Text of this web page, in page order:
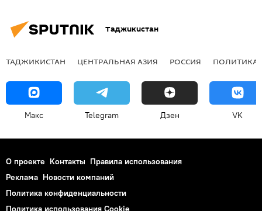
Таджикистан
ТАДЖИКИСТАН ЦЕНТРАЛЬНАЯ АЗИЯ РОССИЯ ПОЛИТИКА
Макс Telegram Дзен VK
О проекте Контакты Правила использования
Реклама Новости компаний
Политика конфиденциальности
Политика использования Cookie